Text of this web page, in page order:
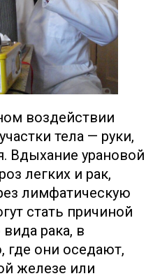
воздействии
тела — руки,
Вдыхание урановой
легких и рак,
лимфатическую
стать причиной
рака, в
где они оседают,
железе или